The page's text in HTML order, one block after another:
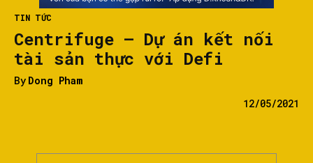
TIN TỨC
Centrifuge – Dự án kết nối
tài sản thực với Defi
By Dong Pham
12/05/2021